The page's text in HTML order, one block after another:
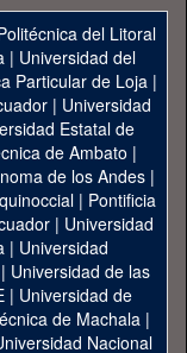
del Litoral
| Universidad del
Particular de Loja|
| Universidad
Estatal de
de Ambato |
de los Andes|
| Pontificia
| Universidad
| Universidad
| Universidad de las
| Universidad de
de Machala|
Nacional